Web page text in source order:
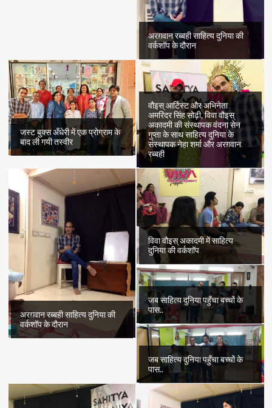
अरग़वान रब्बही साहित्य दुनिया की
वर्कशॉप के दौरान
जस्ट बुक्स अँधेरी में एक प्रोग्राम के
बाद ली गयी तस्वीर
वौइस् आर्टिस्ट और अभिनेता
अमरिंदर सिंह सोढ़ी, विवा वौइस्
अकादमी की संस्थापक वंदना सेन
गुप्ता के साथ साहित्य दुनिया के
संस्थापक नेहा शर्मा और अरग़वान
रब्बही
अरग़वान रब्बही साहित्य दुनिया की
वर्कशॉप के दौरान
विवा वौइस् अकादमी में साहित्य
दुनिया की वर्कशॉप
जब साहित्य दुनिया पहुँचा बच्चों के
पास..
जब साहित्य दुनिया पहुँचा बच्चों के
पास..